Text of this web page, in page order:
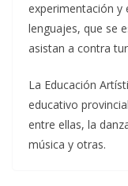
experimentación y
lenguajes, que se
asistan a contra
La Educación
educativo
entre ellas, la
música y otras.